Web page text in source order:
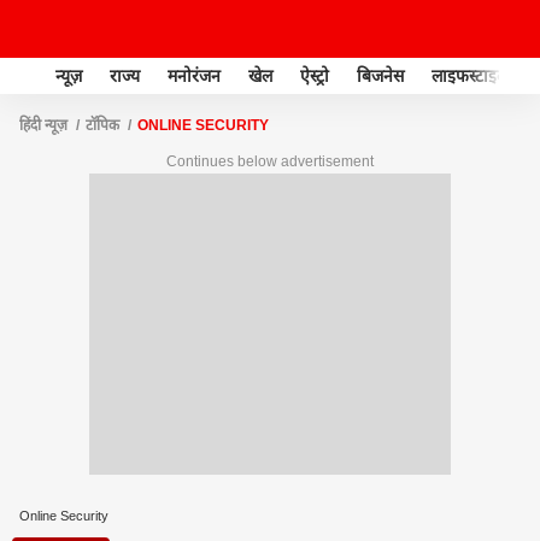
न्यूज़ राज्य मनोरंजन खेल ऐस्ट्रो बिजनेस लाइफस्टाइल
हिंदी न्यूज़ टॉपिक ONLINE SECURITY
Continues below advertisement
Online Security